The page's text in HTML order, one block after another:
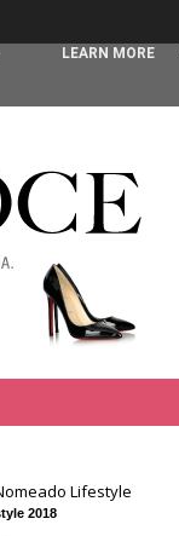
Lifestyle
2018
LEARN MORE